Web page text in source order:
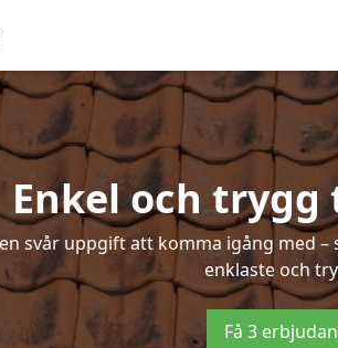
Enkel och
svår uppgift att komma igång med
enklaste och
Få 3